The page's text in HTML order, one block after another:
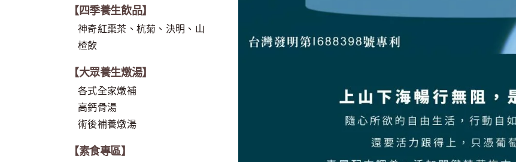
【四季養生飲品】
神奇紅棗茶、杭菊、決明、山
楂飲
【大眾養生燉湯】
各式全家燉補
高鈣骨湯
術後補養燉湯
【素食專區】